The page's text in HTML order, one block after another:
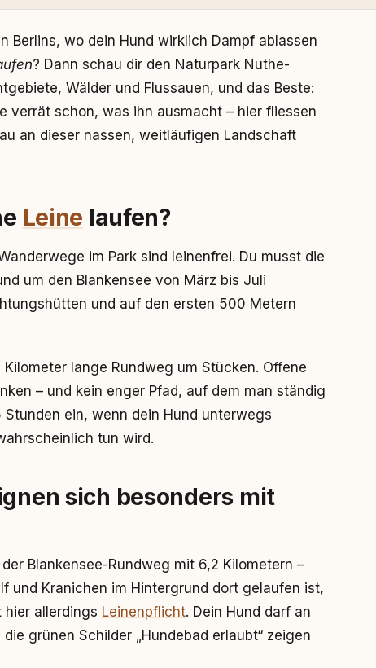
Berlins, wo dein Hund wirklich Dampf ablassen
? Dann schau dir den Naturpark Nuthe-
Wälder und Flussauen, und das Beste:
verrät schon, was ihn ausmacht – hier fliessen
an dieser nassen, weitläufigen Landschaft
Leine laufen?
im Park sind leinenfrei. Du musst die
um den Blankensee von März bis Juli
und auf den ersten 500 Metern
lange Rundweg um Stücken. Offene
– und kein enger Pfad, auf dem man ständig
ein, wenn dein Hund unterwegs
tun wird.
sich besonders mit
Blankensee-Rundweg mit 6,2 Kilometern –
und Kranichen im Hintergrund dort gelaufen ist,
hier allerdings Leinenpflicht. Dein Hund darf an
grünen Schilder „Hundebad erlaubt“ zeigen